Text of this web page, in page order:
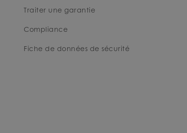
Traiter une garantie
Compliance
Fiche de données de sécurité